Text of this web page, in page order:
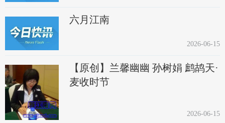
六月江南
2026-06-15
【原创】兰馨幽幽 孙树娟 鹧鸪天·
麦收时节
2026-06-15